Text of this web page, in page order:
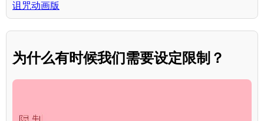
诅咒动画版
为什么有时候我们需要设定限制？